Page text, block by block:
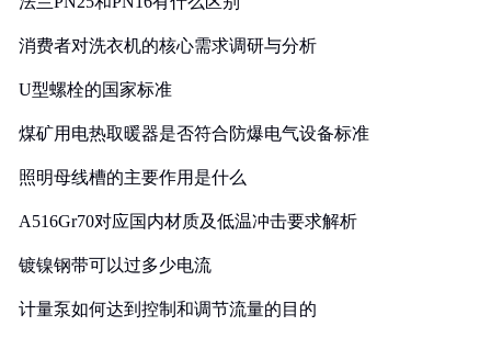
消费者对洗衣机的核心需求调研与分析
U型螺栓的国家标准
煤矿用电热取暖器是否符合防爆电气设备标准
照明母线槽的主要作用是什么
A516Gr70对应国内材质及低温冲击要求解析
镀镍钢带可以过多少电流
计量泵如何达到控制和调节流量的目的